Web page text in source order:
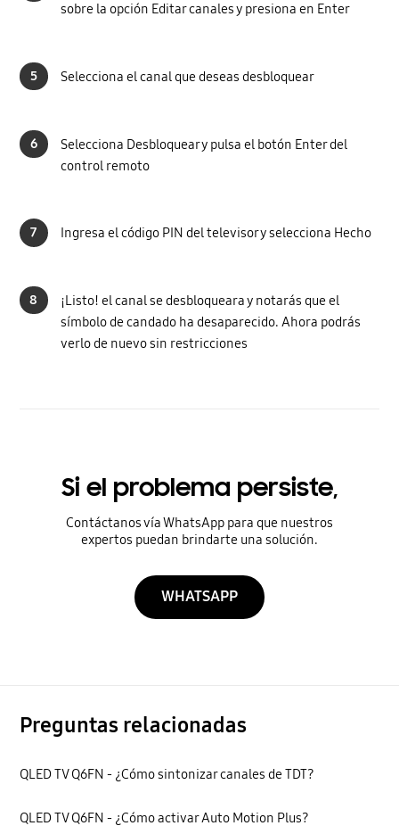
sobre la opción Editar canales y presiona en Enter
5 Selecciona el canal que deseas desbloquear
6
Selecciona Desbloquear y pulsa el botón Enter del
control remoto
7 Ingresa el código PIN del televisor y selecciona Hecho
8
¡Listo! el canal se desbloqueara y notarás que el
símbolo de candado ha desaparecido. Ahora podrás
verlo de nuevo sin restricciones
Si el problema persiste,
Contáctanos vía WhatsApp para que nuestros
expertos puedan brindarte una solución.
WHATSAPP
Preguntas relacionadas
QLED TV Q6FN - ¿Cómo sintonizar canales de TDT?
QLED TV Q6FN - ¿Cómo activar Auto Motion Plus?